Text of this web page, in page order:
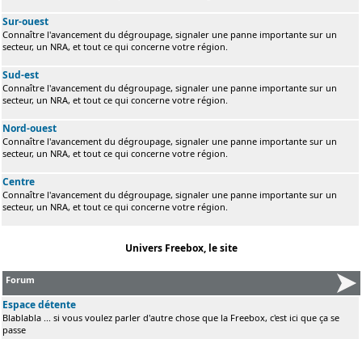
Sur-ouest
Connaître l'avancement du dégroupage, signaler une panne importante sur un
secteur, un NRA, et tout ce qui concerne votre région.
Sud-est
Connaître l'avancement du dégroupage, signaler une panne importante sur un
secteur, un NRA, et tout ce qui concerne votre région.
Nord-ouest
Connaître l'avancement du dégroupage, signaler une panne importante sur un
secteur, un NRA, et tout ce qui concerne votre région.
Centre
Connaître l'avancement du dégroupage, signaler une panne importante sur un
secteur, un NRA, et tout ce qui concerne votre région.
Univers Freebox, le site
Forum
Espace détente
Blablabla ... si vous voulez parler d'autre chose que la Freebox, c'est ici que ça se
passe